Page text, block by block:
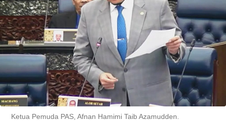
Ketua Pemuda PAS, Afnan Hamimi Taib Azamudden.